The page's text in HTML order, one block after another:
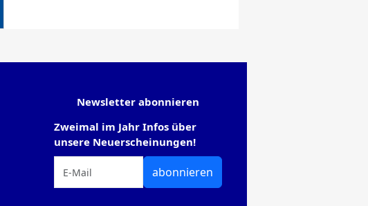
Newsletter abonnieren
Zweimal im Jahr Infos über
unsere Neuerscheinungen!
abonnieren